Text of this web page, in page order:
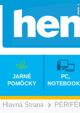
Hlavná Strana
JARNÉ
POMÔCKY
PC,